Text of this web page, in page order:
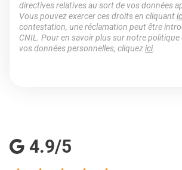
directives relatives au sort de vos données
Vous pouvez exercer ces droits en cliquant
contestation, une réclamation peut être
CNIL. Pour en savoir plus sur notre
vos données personnelles, cliquezici.
4.9/5